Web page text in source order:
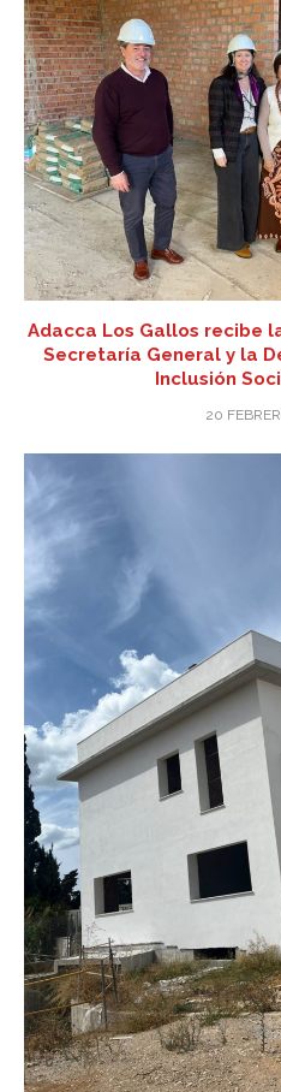
Adacca Los Gallos recibe
Secretaría General y la
Inclusión
20